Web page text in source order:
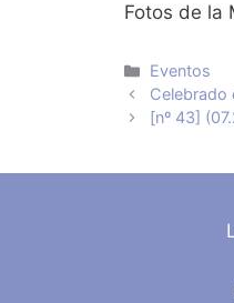
Fotos de la
Categorías
Eventos
Celebrado
[nº 43]